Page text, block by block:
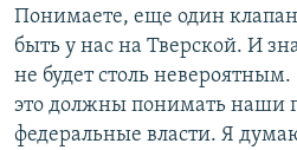
Понимаете, еще один
быть у нас на Тверской. И
не будет столь
это должны понимать наши
федеральные власти. Я